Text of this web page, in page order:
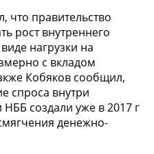
что правительство
рост внутреннего
нагрузки на
с вкладом
Кобяков сообщил,
спроса внутри
НББ создали уже в 2017 г
денежно-